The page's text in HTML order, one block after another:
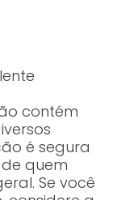
contém
é segura
quem
Se você